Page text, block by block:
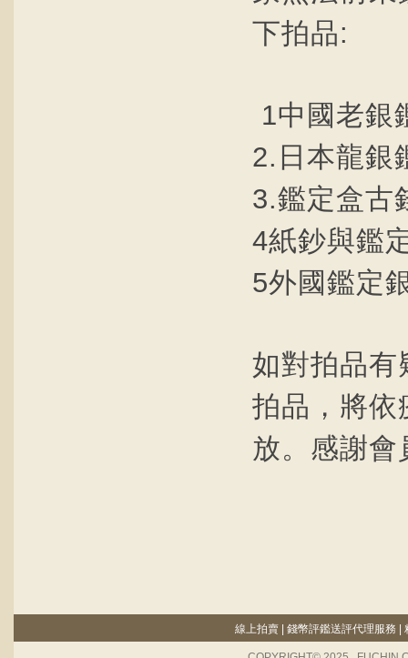
下拍品:
1中國老銀
2.日本龍銀
3.鑑定盒古
4紙鈔與鑑
5外國鑑定
如對拍品有
拍品，將依
放。感謝會
線上拍賣| 錢幣評鑑送評代理服務